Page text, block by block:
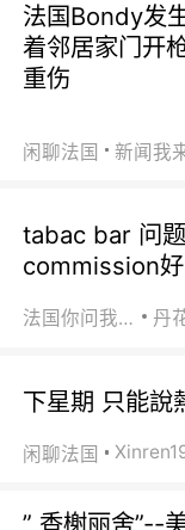
法国Bondy发
着邻居家门开
重伤
闲聊法国 新闻我
tabac bar 问
commission好
法国你问我答 丹
下星期 只能說
闲聊法国
” 香榭丽舍”--